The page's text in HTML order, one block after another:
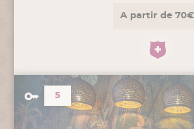
A partir de 70€
5